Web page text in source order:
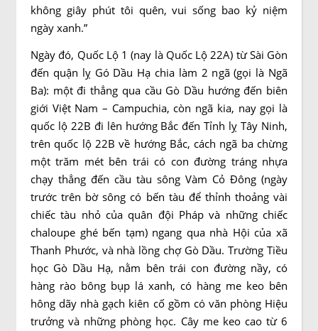
không giây phút tôi quên, vui sống bao kỷ niệm
ngày xanh.”
Ngày đó, Quốc Lộ 1 (nay là Quốc Lộ 22A) từ Sài Gòn
đến quận lỵ Gó Dầu Hạ chia làm 2 ngã (gọi là Ngã
Ba): một đi thẳng qua cầu Gò Dầu hướng đến biên
giới Việt Nam – Campuchia, còn ngã kia, nay gọi là
quốc lộ 22B đi lên hướng Bắc đến Tỉnh lỵ Tây Ninh,
trên quốc lộ 22B về hướng Bắc, cách ngã ba chừng
một trăm mét bên trái có con đường tráng nhựa
chạy thẳng đến cầu tàu sông Vàm Cỏ Đông (ngày
trước trên bờ sông có bến tàu để thỉnh thoảng vài
chiếc tàu nhỏ của quân đội Pháp và những chiếc
chaloupe ghé bến tạm) ngang qua nhà Hội của xã
Thanh Phước, và nhà lồng chợ Gò Dầu. Trường Tiều
học Gò Dầu Hạ, nằm bên trái con đường nầy, có
hàng rào bông bụp lá xanh, có hàng me keo bên
hông dãy nhà gạch kiên cố gồm có văn phòng Hiệu
trưởng và những phòng học. Cây me keo cao từ 6